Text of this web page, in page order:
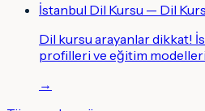
İstanbul Dil Kursu — Dil
Dil kursu arayanlar dikkat!
profilleri ve eğitim
→